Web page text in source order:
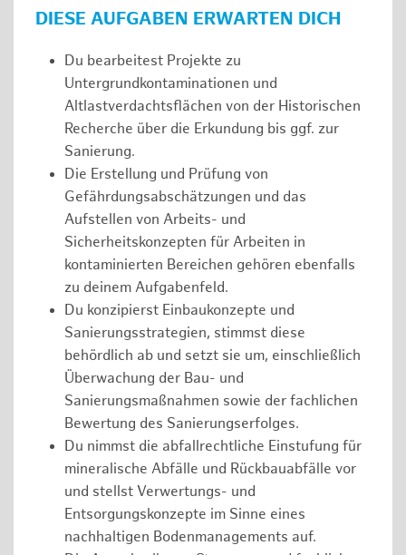
DIESE AUFGABEN ERWARTEN DICH
Du bearbeitest Projekte zu
Untergrundkontaminationen und
Altlastverdachtsflächen von der Historischen
Recherche über die Erkundung bis ggf. zur
Sanierung.
Die Erstellung und Prüfung von
Gefährdungsabschätzungen und das
Aufstellen von Arbeits- und
Sicherheitskonzepten für Arbeiten in
kontaminierten Bereichen gehören ebenfalls
zu deinem Aufgabenfeld.
Du konzipierst Einbaukonzepte und
Sanierungsstrategien, stimmst diese
behördlich ab und setzt sie um, einschließlich
Überwachung der Bau- und
Sanierungsmaßnahmen sowie der fachlichen
Bewertung des Sanierungserfolges.
Du nimmst die abfallrechtliche Einstufung für
mineralische Abfälle und Rückbauabfälle vor
und stellst Verwertungs- und
Entsorgungskonzepte im Sinne eines
nachhaltigen Bodenmanagements auf.